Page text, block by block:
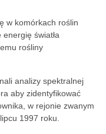
w komórkach roślin
światła
rośliny
analizy spektralnej
aby zidentyfikować
w rejonie zwanym
1997 roku.